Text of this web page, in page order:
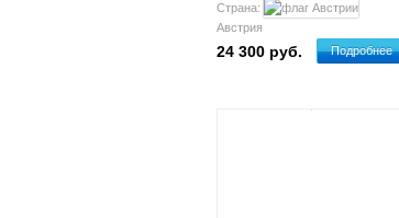
Страна:
Австрия
24 300 руб. Подробнее